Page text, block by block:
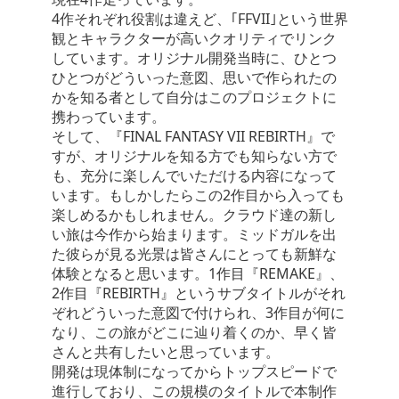
4作それぞれ役割は違えど、｢FFVII｣という世界
観とキャラクターが高いクオリティでリンク
しています。オリジナル開発当時に、ひとつ
ひとつがどういった意図、思いで作られたの
かを知る者として自分はこのプロジェクトに
携わっています。
そして、『FINAL FANTASY VII REBIRTH』で
すが、オリジナルを知る方でも知らない方で
も、充分に楽しんでいただける内容になって
います。もしかしたらこの2作目から入っても
楽しめるかもしれません。クラウド達の新し
い旅は今作から始まります。ミッドガルを出
た彼らが見る光景は皆さんにとっても新鮮な
体験となると思います。1作目『REMAKE』、
2作目『REBIRTH』というサブタイトルがそれ
ぞれどういった意図で付けられ、3作目が何に
なり、この旅がどこに辿り着くのか、早く皆
さんと共有したいと思っています。
開発は現体制になってからトップスピードで
進行しており、この規模のタイトルで本制作